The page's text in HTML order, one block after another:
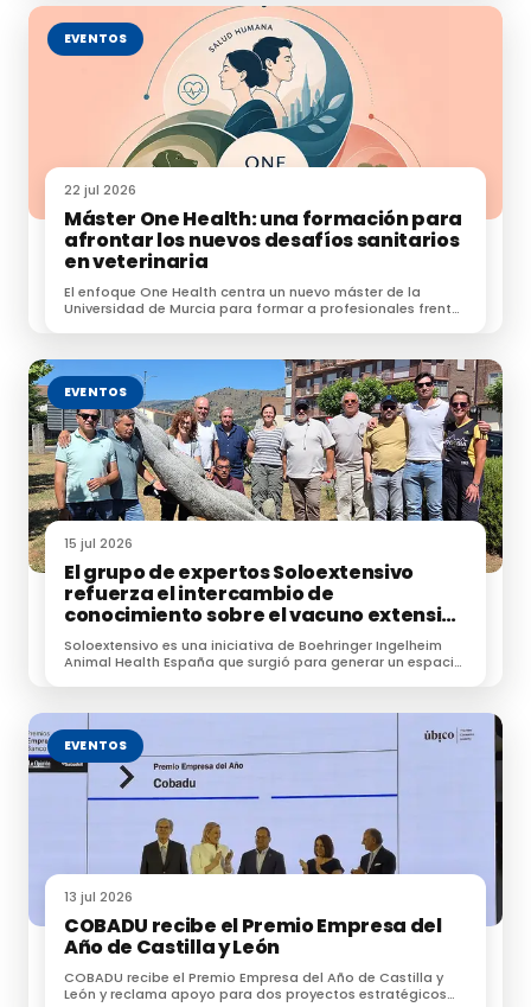
EVENTOS
22 jul 2026
Máster One Health: una formación para
afrontar los nuevos desafíos sanitarios
en veterinaria
El enfoque One Health centra un nuevo máster de la
Universidad de Murcia para formar a profesionales frente
EVENTOS
15 jul 2026
El grupo de expertos Soloextensivo
refuerza el intercambio de
conocimiento sobre el vacuno extensivo
en su encuentro anual
Soloextensivo es una iniciativa de Boehringer Ingelheim
Animal Health España que surgió para generar un espacio
EVENTOS
13 jul 2026
COBADU recibe el Premio Empresa del
Año de Castilla y León
COBADU recibe el Premio Empresa del Año de Castilla y
León y reclama apoyo para dos proyectos estratégicos